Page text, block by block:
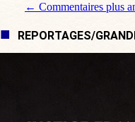
Navigation de
← Commentaires plus
REPORTAGES/